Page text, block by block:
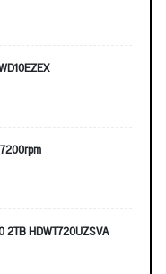
2TB HDWT720UZSVA